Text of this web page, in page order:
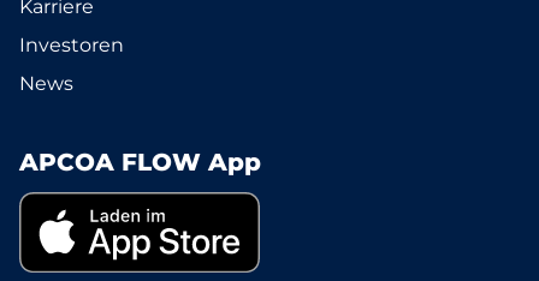
Karriere
Investoren
News
APCOA FLOW App